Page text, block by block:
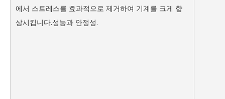
에서 스트레스를 효과적으로 제거하여 기계를 크게 향
상시킵니다.성능과 안정성.